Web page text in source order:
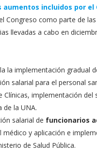
incluidos por el
Congreso como parte de
llevadas a cabo en
la implementación gradual
salarial para el personal
implementación del
de la UNA.
salarial de funcionarios
y aplicación e
de Salud Pública.